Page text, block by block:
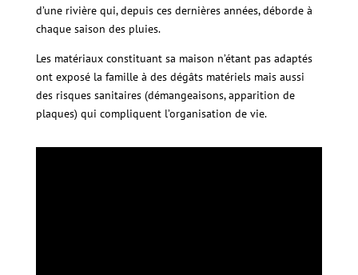
d’une rivière qui, depuis ces dernières années, déborde à
chaque saison des pluies.
Les matériaux constituant sa maison n’étant pas adaptés
ont exposé la famille à des dégâts matériels mais aussi
des risques sanitaires (démangeaisons, apparition de
plaques) qui compliquent l’organisation de vie.